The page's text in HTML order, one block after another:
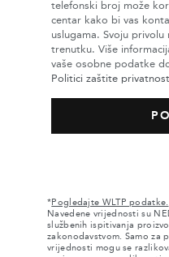
telefonski broj može
centar kako bi vas
uslugama. Svoju
trenutku. Više
vaše osobne podatke
Politici zaštite
*Pogledajte WLTP podatke.
Navedene vrijednosti su
službenih ispitivanja
zakonodavstvom. Samo za
vrijednosti mogu se